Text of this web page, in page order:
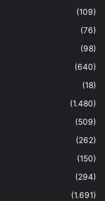
(109)
(76)
(98)
(640)
(18)
(1.480)
(509)
(262)
(150)
(294)
(1.691)